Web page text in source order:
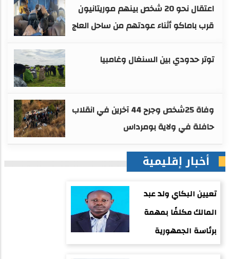
اعتقال نحو 20 شخص بينهم موريتانيون
قرب باماكو أثناء عودتهم من ساحل العاج
توتر حدودي بين السنغال وغامبيا
وفاة 25شخص وجرح 44 آخرين في انقلاب
حافلة في ولاية بومرداس
أخبار إقليمية
تعيين البكاي ولد عبد
المالك مكلفًا بمهمة
برئاسة الجمهورية